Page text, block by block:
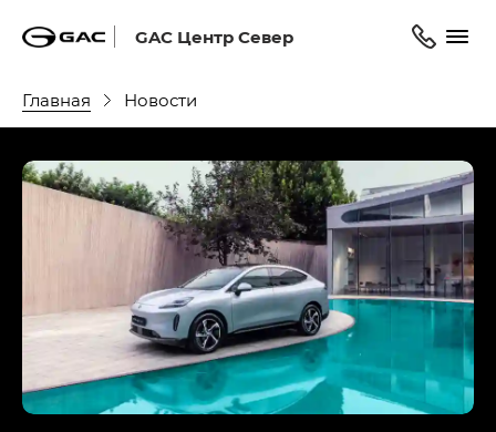
GAC Центр Север
Главная Новости